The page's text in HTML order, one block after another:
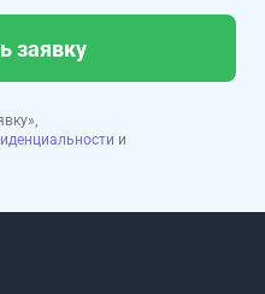
заявку
и